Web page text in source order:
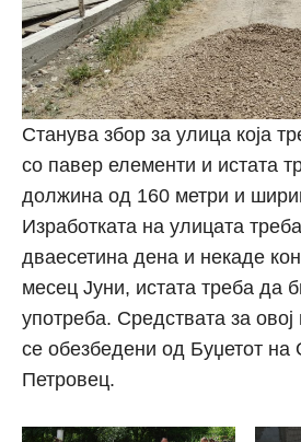
Станува збор за улица која
со павер елементи и истата
должина од 160 метри и
Изработката на улицата
дваесетина дена и некаде
месец Јуни, истата треба да
употреба. Средствата за овој
се обезбедени од Буџетот
Петровец.